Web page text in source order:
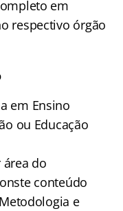
em
respectivo órgão
em Ensino
ou Educação
do
conteúdo
e